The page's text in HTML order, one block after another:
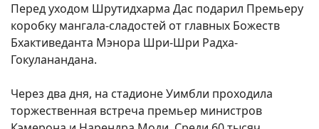
Перед уходом Шрутидхарма Дас подарил Премьеру
коробку мангала-сладостей от главных Божеств
Бхактиведанта Мэнора Шри-Шри Радха-
Гокуланандана.
Через два дня, на стадионе Уимбли проходила
торжественная встреча премьер министров